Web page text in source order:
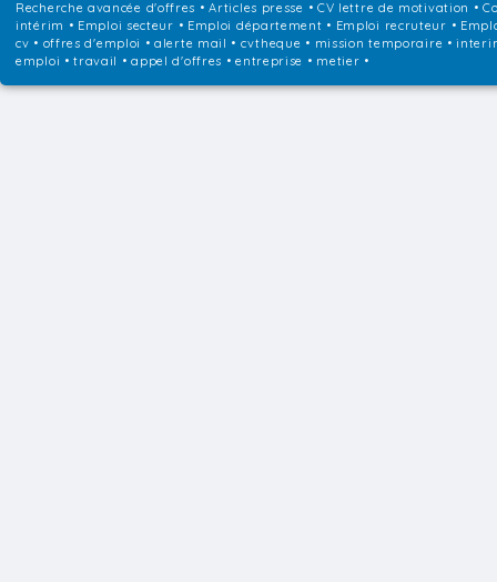
Recherche avancée d'offres •Articles presse • CV lettre de motivation •
intérim • Emploi secteur • Emploi département • Emploi recruteur •
cv • offres d'emploi • alerte mail • cvtheque • mission temporaire •
emploi • travail • appel d'offres • entreprise • metier •